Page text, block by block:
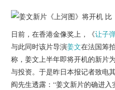
海报剧照
脱口秀
杂七杂八
日前，在香港金像奖上，《让子
与此同时该片导演姜文在法国筹
称，姜文上半年即将开机的新片
与投资。于是昨日本报记者致电
阎先生透露：“姜文新片的确进